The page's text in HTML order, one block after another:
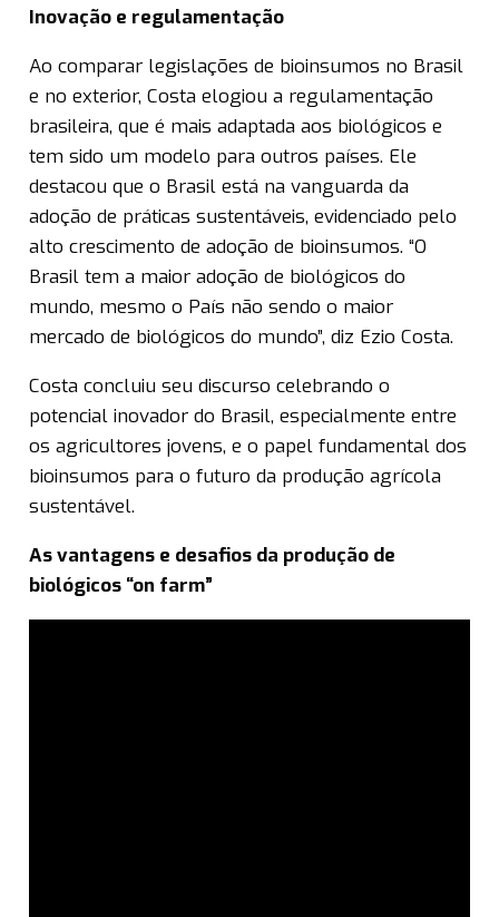
Inovação e regulamentação
Ao comparar legislações de bioinsumos no Brasil
e no exterior, Costa elogiou a regulamentação
brasileira, que é mais adaptada aos biológicos e
tem sido um modelo para outros países. Ele
destacou que o Brasil está na vanguarda da
adoção de práticas sustentáveis, evidenciado pelo
alto crescimento de adoção de bioinsumos. “O
Brasil tem a maior adoção de biológicos do
mundo, mesmo o País não sendo o maior
mercado de biológicos do mundo”, diz Ezio Costa.
Costa concluiu seu discurso celebrando o
potencial inovador do Brasil, especialmente entre
os agricultores jovens, e o papel fundamental dos
bioinsumos para o futuro da produção agrícola
sustentável.
As vantagens e desafios da produção de
biológicos “on farm”